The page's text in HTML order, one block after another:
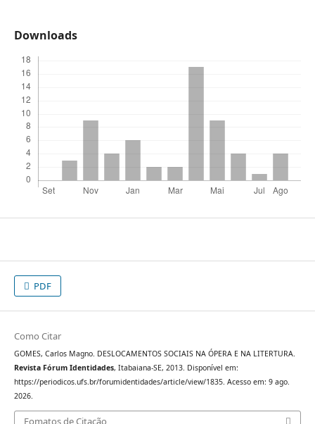
Downloads
PDF
Como Citar
GOMES, Carlos Magno. DESLOCAMENTOS SOCIAIS NA ÓPERA E NA LITERTURA.
Revista Fórum Identidades, Itabaiana-SE, 2013. Disponível em:
https://periodicos.ufs.br/forumidentidades/article/view/1835. Acesso em: 9 ago.
2026.
Fomatos de Citação